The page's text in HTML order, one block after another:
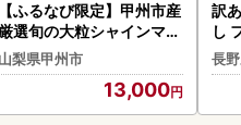
【ふるなび限定】甲州市産
厳選旬の大粒シャインマス
カット 約1.3kg 2～3房【2
年発送】（MG）B12-
472 FN-Limited-VO シャ
ンマスカット フルーツ
山梨県甲州市
13,000
訳
し
R
長